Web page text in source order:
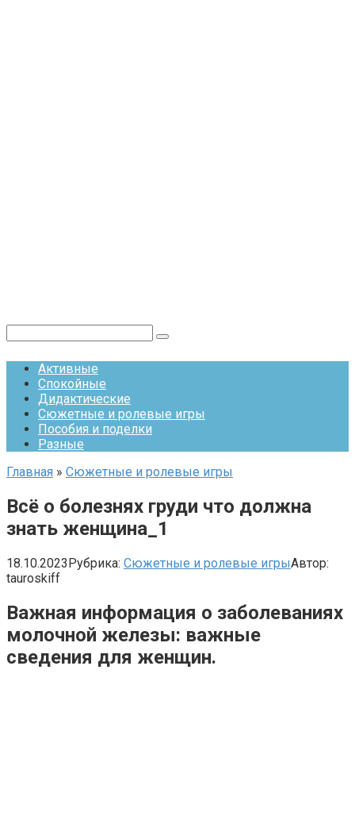
Активные
Спокойные
Дидактические
Сюжетные и ролевые игры
Пособия и поделки
Разные
Главная » Сюжетные и ролевые игры
Всё о болезнях груди что должна
знать женщина_1
18.10.2023Рубрика: Сюжетные и ролевые игрыАвтор:
tauroskiff
Важная информация о заболеваниях
молочной железы: важные
сведения для женщин.